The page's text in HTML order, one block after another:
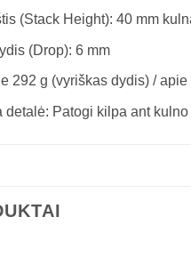
(Stack Height): 40 mm
(Drop): 6 mm
292 g (vyriškas dydis) /
detalė: Patogi kilpa ant